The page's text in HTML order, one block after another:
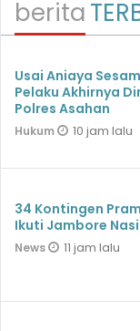
berita
Usai Aniaya
Pelaku Akhirnya
Polres Asahan
Hukum 10 jam lalu
34 Kontingen
Ikuti Jambore
News 11 jam lalu